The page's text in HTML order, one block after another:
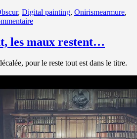
, Digital painting, OnirismeMots-
armure,
sur
d’une
les maux restent…
pour le reste tout est dans le titre.